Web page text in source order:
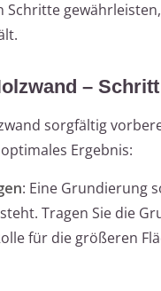
Schritte
–
sorgfältig
Ergebnis:
: Eine Grundierung
Tragen Sie die
für die größeren